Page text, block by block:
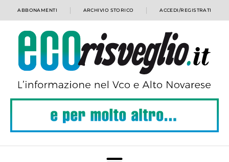
ABBONAMENTI ARCHIVIO STORICO ACCEDI/REGISTRATI